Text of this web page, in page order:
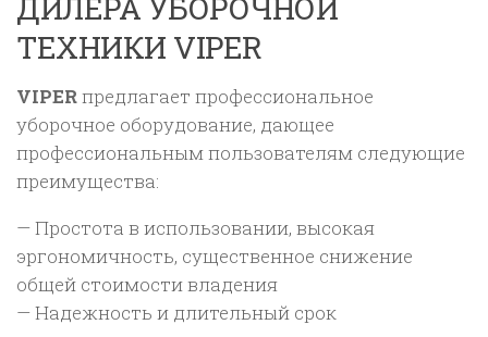
ТЕХНИКИ VIPER
VIPERпредлагает профессиональное
уборочное оборудование, дающее
профессиональным пользователям следующие
преимущества:
— Простота в использовании, высокая
эргономичность, существенное снижение
общей стоимости владения
— Надежность и длительный срок